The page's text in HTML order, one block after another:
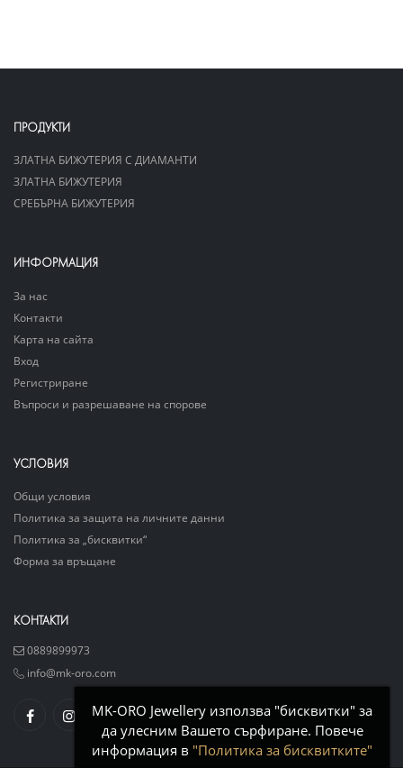
ПРОДУКТИ
ЗЛАТНА БИЖУТЕРИЯ С ДИАМАНТИ
ЗЛАТНА БИЖУТЕРИЯ
СРЕБЪРНА БИЖУТЕРИЯ
ИНФОРМАЦИЯ
За нас
Контакти
Карта на сайта
Вход
Регистриране
Въпроси и разрешаване на спорове
УСЛОВИЯ
Общи условия
Политика за защита на личните данни
Политика за „бисквитки“
Форма за връщане
КОНТАКТИ
0889899973
info@mk-oro.com
MK-ORO Jewellery използва "бисквитки" за
да улесним Вашето сърфиране. Повече
информация в "Политика за бисквитките"